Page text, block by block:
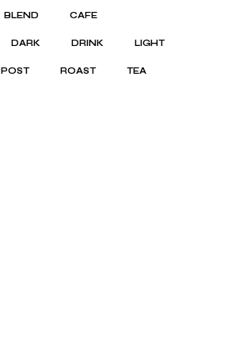
BLEND CAFE
DARK DRINK LIGHT
POST ROAST TEA